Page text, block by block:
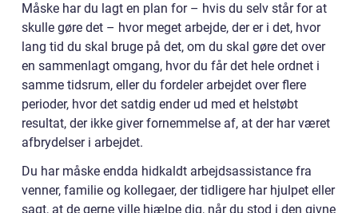
Måske har du lagt en plan for – hvis du selv står for at
skulle gøre det – hvor meget arbejde, der er i det, hvor
lang tid du skal bruge på det, om du skal gøre det over
en sammenlagt omgang, hvor du får det hele ordnet i
samme tidsrum, eller du fordeler arbejdet over flere
perioder, hvor det satdig ender ud med et helstøbt
resultat, der ikke giver fornemmelse af, at der har været
afbrydelser i arbejdet.
Du har måske endda hidkaldt arbejdsassistance fra
venner, familie og kollegaer, der tidligere har hjulpet eller
sagt, at de gerne ville hjælpe dig, når du stod i den givne